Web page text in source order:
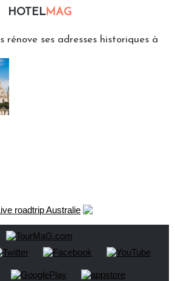
HOTELMAG
rénove ses adresses historiques à